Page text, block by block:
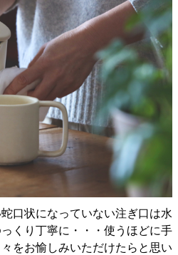
口状になっていない注ぎ口は水
くり丁寧に・・・使うほどに手
をお愉しみいただけたらと思い